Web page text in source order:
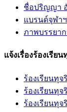
ชื่อปริญญา
แบรนด์จุฬาฯ
ภาพบรรยา
แจ้งเรื่องร้องเรียน
ร้องเรียนทุ
ร้องเรียนทุ
ร้องเรียนทุ